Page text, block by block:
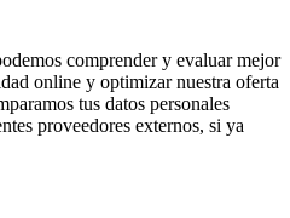
comprender y evaluar mejor
online y optimizar nuestra oferta
tus datos personales
proveedores externos, si ya